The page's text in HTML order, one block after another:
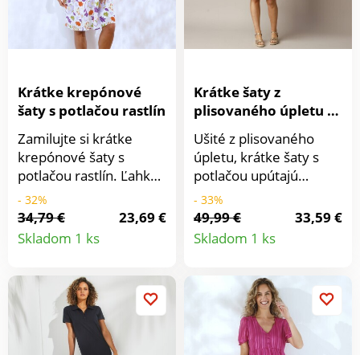
Krátke krepónové
šaty s potlačou rastlín
Zamilujte si krátke
krepónové šaty s
potlačou rastlín. Ľahký
materiál, ľahká údržba.
Vpredu a vzadu výstrih
do V. Volánové krátke
rukávy. Nariasené
Rozšírený spodný lem.
Možno prať v práčke.
- 32%
34,79 €
23,69 €
Skladom 1 ks
Detail
Krátke šaty z
plisovaného úpletu s
Ušité z plisovaného
úpletu, krátke šaty s
potlačou upútajú
glamour výstrihom.
Výstrih do V. Oblý
prestrih pod prsiami.
Dlhé Nazberané
manžety. Nariasené
plecia. Rozšírená sukňa
s volánom. Možno prať
v práčke.
- 33%
49,99 €
33,59 €
Skladom 1 ks
Detail